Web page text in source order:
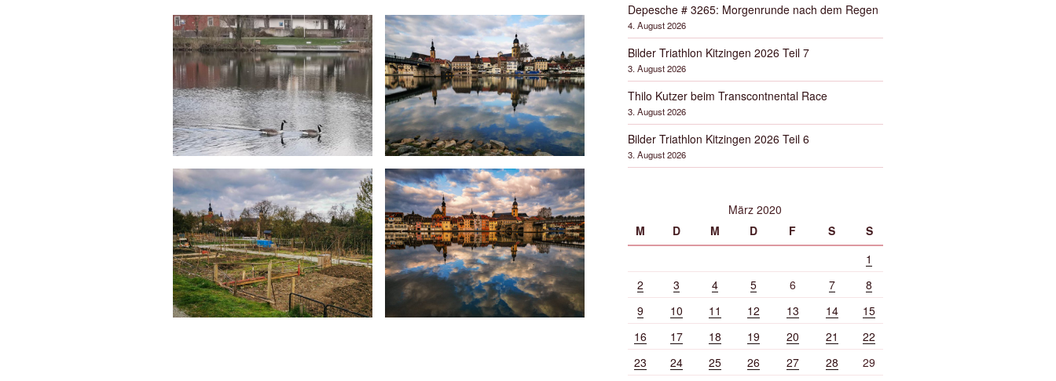
Depesche # 3265: Morgenrunde nach dem Regen
4. August 2026
Bilder Triathlon Kitzingen 2026 Teil 7
3. August 2026
Thilo Kutzer beim Transcontnental Race
3. August 2026
Bilder Triathlon Kitzingen 2026 Teil 6
3. August 2026
März 2020
M
D M D F S
S
1
2
3 4 5 6 7
8
9
10 11 12 13 14
15
16
17 18 19 20 21
22
23
24 25 26 27 28
29